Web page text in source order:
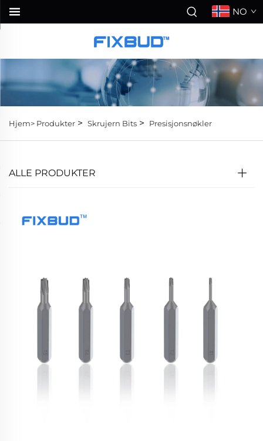
NO
Hjem> Produkter > Skrujern Bits > Presisjonsnøkler
ALLE PRODUKTER